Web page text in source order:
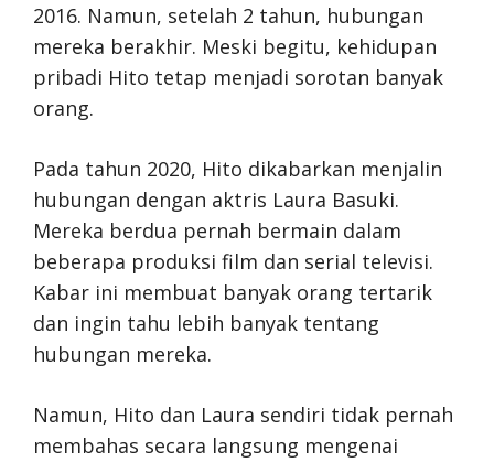
2016. Namun, setelah 2 tahun, hubungan
mereka berakhir. Meski begitu, kehidupan
pribadi Hito tetap menjadi sorotan banyak
orang.
Pada tahun 2020, Hito dikabarkan menjalin
hubungan dengan aktris Laura Basuki.
Mereka berdua pernah bermain dalam
beberapa produksi film dan serial televisi.
Kabar ini membuat banyak orang tertarik
dan ingin tahu lebih banyak tentang
hubungan mereka.
Namun, Hito dan Laura sendiri tidak pernah
membahas secara langsung mengenai